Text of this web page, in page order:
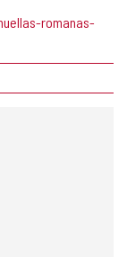
romanas-